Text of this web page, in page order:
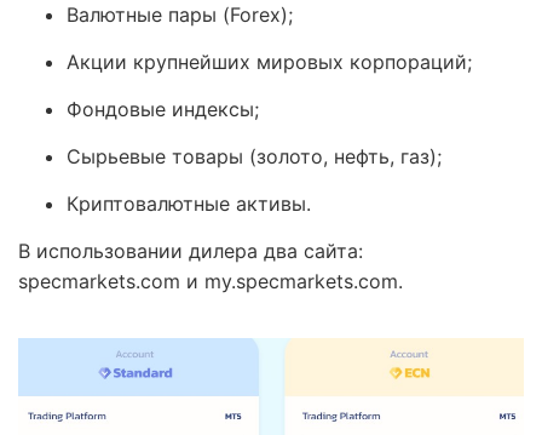
Валютные пары (Forex);
Акции крупнейших мировых корпораций;
Фондовые индексы;
Сырьевые товары (золото, нефть, газ);
Криптовалютные активы.
В использовании дилера два сайта:
specmarkets.com и my.specmarkets.com.